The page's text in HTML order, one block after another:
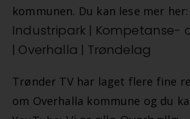
kommunen. Du kan lese mer her:
Industripark | Kompetanse-
| Overhalla | Trøndelag
Trønder TV har laget flere fine
om Overhalla kommune og du